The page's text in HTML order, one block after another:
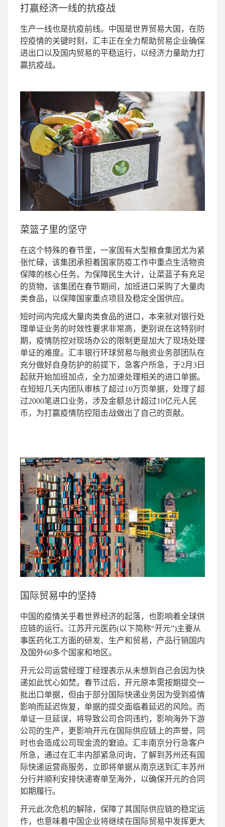
打赢经济一线的抗疫战
生产一线也是抗疫前线。中国是世界贸易大国，在防
控疫情的关键时刻，汇丰正在全力帮助贸易企业确保
进出口以及国内贸易的平稳运行，以经济力量助力打
赢抗疫战。
菜篮子里的坚守
在这个特殊的春节里，一家国有大型粮食集团尤为紧
张忙碌，该集团承担着国家防疫工作中重点生活物资
保障的核心任务。为保障民生大计，让菜蓝子有充足
的货物，该集团在春节期间，加班进口采购了大量肉
类食品，以保障国家重点项目及稳定全国供应。
短时间内完成大量肉类食品的进口，本来就对银行处
理单证业务的时效性要求非常高，更别说在这特别时
期，疫情防控对现场办公的限制更是加大了现场处理
单证的难度。汇丰银行环球贸易与融资业务部团队在
充分做好自身防护的前提下，急客户所急，于2月3日
起就开始加班加点，全力加速处理相关的进口单据。
在短短几天内团队审核了超过10万页单据，处理了超
过2000笔进口业务，涉及金额总计超过10亿元人民
币，为打赢疫情防控阻击战做出了自己的贡献。
国际贸易中的坚持
中国的疫情关乎着世界经济的起落，也影响着全球供
应链的运行。江苏开元医药(以下简称“开元”)主要从
事医药化工方面的研发、生产和贸易，产品行销国内
及国外60多个国家和地区。
开元公司运营经理丁经理表示从未想到自己会因为快
递如此忧心如焚。春节过后，开元原本需按期提交一
批出口单据，但由于部分国际快递业务因为受到疫情
影响而延迟恢复，单据的提交面临着延迟的风险。而
单证一旦延误，将导致公司合同违约，影响海外下游
公司的生产，更影响开元在国际供应链上的声誉，同
时也会造成公司现金流的窘迫。汇丰南京分行急客户
所急，通过在汇丰内部紧急问询，了解到苏州还有国
际快递运营商服务，立即将单据从南京送到汇丰苏州
分行并顺利安排快递寄单至海外，以确保开元的合同
如期履行。
开元此次危机的解除，保障了其国际供应链的稳定运
作，也意味着中国企业将继续在国际贸易中发挥更大